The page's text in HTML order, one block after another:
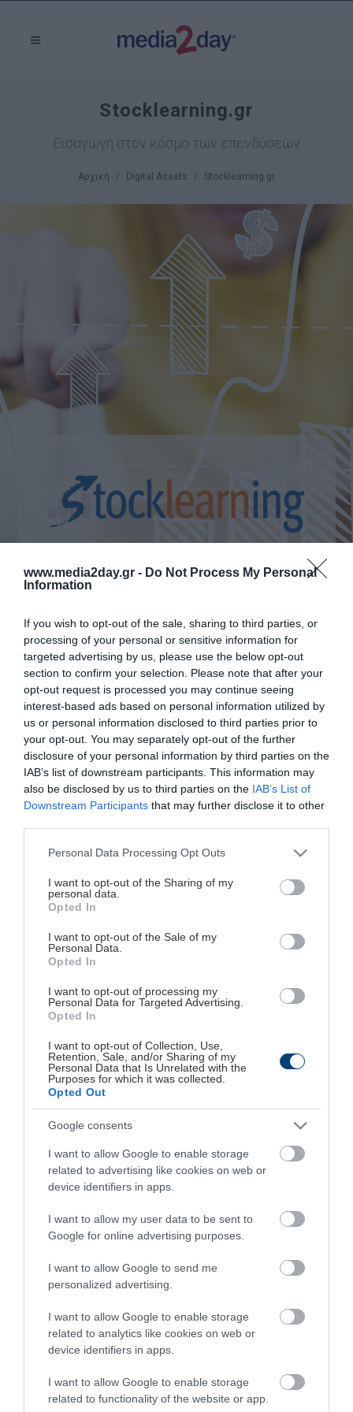
www.media2day.gr - Do Not Process My Personal
Information
If you wish to opt-out of the sale, sharing to third parties, or
processing of your personal or sensitive information for
targeted advertising by us, please use the below opt-out
section to confirm your selection. Please note that after your
opt-out request is processed you may continue seeing
interest-based ads based on personal information utilized by
us or personal information disclosed to third parties prior to
your opt-out. You may separately opt-out of the further
disclosure of your personal information by third parties on the
IAB’s list of downstream participants. This information may
also be disclosed by us to third parties on the IAB’s List of
Downstream Participants that may further disclose it to other
Please note that this website/app uses one or more Google
not limited to your visit or usage behaviour. You may click to
grant or deny consent to Google and its third-party tags to
use your data for below specified purposes in below Google
consent section.
Personal Data Processing Opt Outs
I want to opt-out of the Sharing of my
personal data.
Opted In
I want to opt-out of the Sale of my
Personal Data.
Opted In
I want to opt-out of processing my
Personal Data for Targeted Advertising.
Opted In
I want to opt-out of Collection, Use,
Retention, Sale, and/or Sharing of my
Personal Data that Is Unrelated with the
Purposes for which it was collected.
Opted Out
Google consents
I want to allow Google to enable storage
related to advertising like cookies on web or
device identifiers in apps.
I want to allow my user data to be sent to
Google for online advertising purposes.
I want to allow Google to send me
personalized advertising.
I want to allow Google to enable storage
related to analytics like cookies on web or
device identifiers in apps.
I want to allow Google to enable storage
related to functionality of the website or app.
Stocklearning.gr
Εισαγωγή στον κόσμο των επενδύσεων
Αρχική Digital Assets Stocklearning.gr
Περιγραφή
Το Stocklearning.gr έχει ως σκοπό του να καλύψει
την ανάγκη του Έλληνα επενδυτή για ορθολογική
γνώση σε ό,τι αφορά τις χρηματιστηριακές
επενδύσεις.
καθώς και ενότητες νομικών, φορολογικών και
άλλων θεμάτων, επιχειρώντας να δώσει μια
κατατοπιστική εικόνα για όσο το δυνατόν
κεφαλαιαγοράς.
Σκοπός του δεν είναι να παροτρύνει τους
επισκέπτες του να αγοράσουν ή να πουλήσουν τη
αξιολογούν μόνοι τους τις εταιρίες και να
λαμβάνουν αποφάσεις για τη στρατηγική τους.
Το Stocklearning.gr αν και καλύπτει πολλές από τις
πτυχές των μετοχικών επενδύσεων και της
λειτουργίας της κεφαλαιαγοράς, δεν αποτελεί παρά
μόνο την εισαγωγή στο κόσμο των επενδύσεων.
Κύριος άξονας ύπαρξης και λειτουργίας του είναι η
εκπαίδευση.
Στατιστικά
To Stocklearning.gr είναι ένας πρωτοποριακός
δικτυακός τόπος e-learning -μοναδικός στο είδος
του- ο οποίος έχει ως στόχο είναι να καλύψει την
ανάγκη του Έλληνα επενδυτή για ορθολογική γνώση